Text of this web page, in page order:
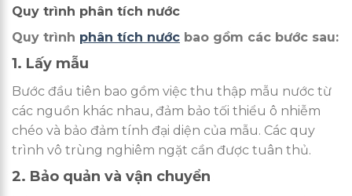
Quy trình phân tích nước
Quy trình phân tích nước bao gồm các bước sau:
1. Lấy mẫu
Bước đầu tiên bao gồm việc thu thập mẫu nước từ
các nguồn khác nhau, đảm bảo tối thiểu ô nhiễm
chéo và bảo đảm tính đại diện của mẫu. Các quy
trình vô trùng nghiêm ngặt cần được tuân thủ.
2. Bảo quản và vận chuyển